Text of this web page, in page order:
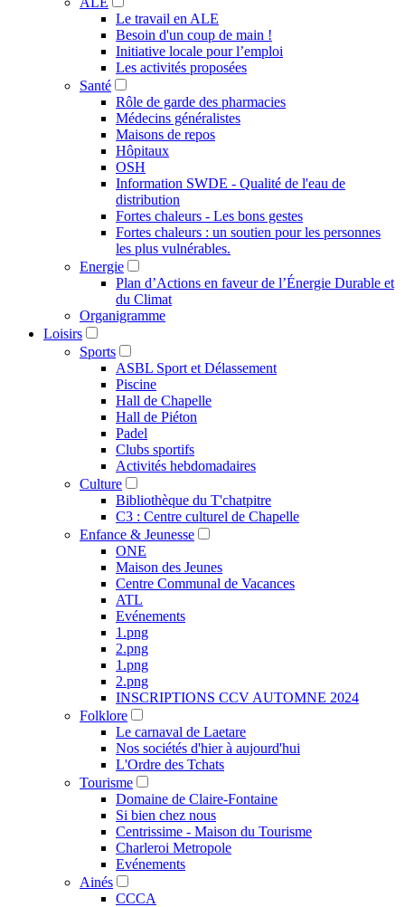
Le travail en ALE
Besoin d'un coup de main !
Initiative locale pour l’emploi
Les activités proposées
Santé
Rôle de garde des pharmacies
Médecins généralistes
Maisons de repos
Hôpitaux
OSH
Information SWDE - Qualité de l'eau de
distribution
Fortes chaleurs - Les bons gestes
Fortes chaleurs : un soutien pour les personnes
les plus vulnérables.
Energie
Plan d’Actions en faveur de l’Énergie Durable et
du Climat
Organigramme
Loisirs
Sports
ASBL Sport et Délassement
Piscine
Hall de Chapelle
Hall de Piéton
Padel
Clubs sportifs
Activités hebdomadaires
Culture
Bibliothèque du T'chatpitre
C3 : Centre culturel de Chapelle
Enfance & Jeunesse
ONE
Maison des Jeunes
Centre Communal de Vacances
ATL
Evénements
1.png
2.png
1.png
2.png
INSCRIPTIONS CCV AUTOMNE 2024
Folklore
Le carnaval de Laetare
Nos sociétés d'hier à aujourd'hui
L'Ordre des Tchats
Tourisme
Domaine de Claire-Fontaine
Si bien chez nous
Centrissime - Maison du Tourisme
Charleroi Metropole
Evénements
Ainés
CCCA